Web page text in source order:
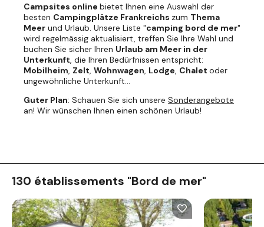
Campsites online bietet Ihnen eine Auswahl der
besten Campingplätze Frankreichs zum Thema
Meer und Urlaub. Unsere Liste "camping bord de mer"
wird regelmässig aktualisiert, treffen Sie Ihre Wahl und
buchen Sie sicher Ihren Urlaub am Meer in der
Unterkunft, die Ihren Bedürfnissen entspricht:
Mobilheim, Zelt, Wohnwagen, Lodge, Chalet oder
ungewöhnliche Unterkunft...
Guter Plan: Schauen Sie sich unsere Sonderangebote
an! Wir wünschen Ihnen einen schönen Urlaub!
130 établissements "Bord de mer"